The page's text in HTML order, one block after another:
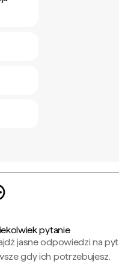
pytanie
jasne odpowiedzi na
gdy ich potrzebujesz.